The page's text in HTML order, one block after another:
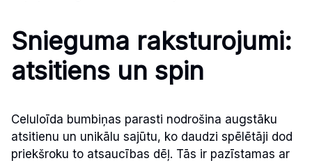
Snieguma raksturojumi:
atsitiens un spin
Celuloīda bumbiņas parasti nodrošina augstāku
atsitienu un unikālu sajūtu, ko daudzi spēlētāji dod
priekšroku to atsaucības dēļ. Tās ir pazīstamas ar